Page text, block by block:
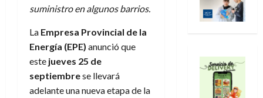
suministro en algunos barrios.
La Empresa Provincial de la
Energía (EPE) anunció que
este jueves 25 de
septiembrese llevará
adelante una nueva etapa de la